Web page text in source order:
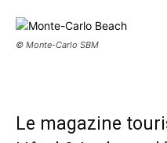
© Monte-Carlo SBM
Le magazine